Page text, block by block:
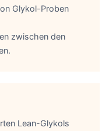
Glykol-Proben
zwischen den
Lean-Glykols